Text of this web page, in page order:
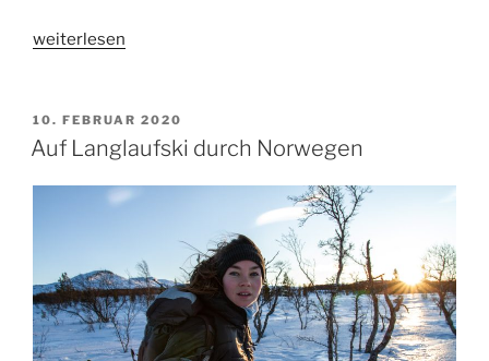
„Around
weiterlesen
VERÖFFENTLICHT
AM
10. FEBRUAR 2020
Auf Langlaufski durch Norwegen